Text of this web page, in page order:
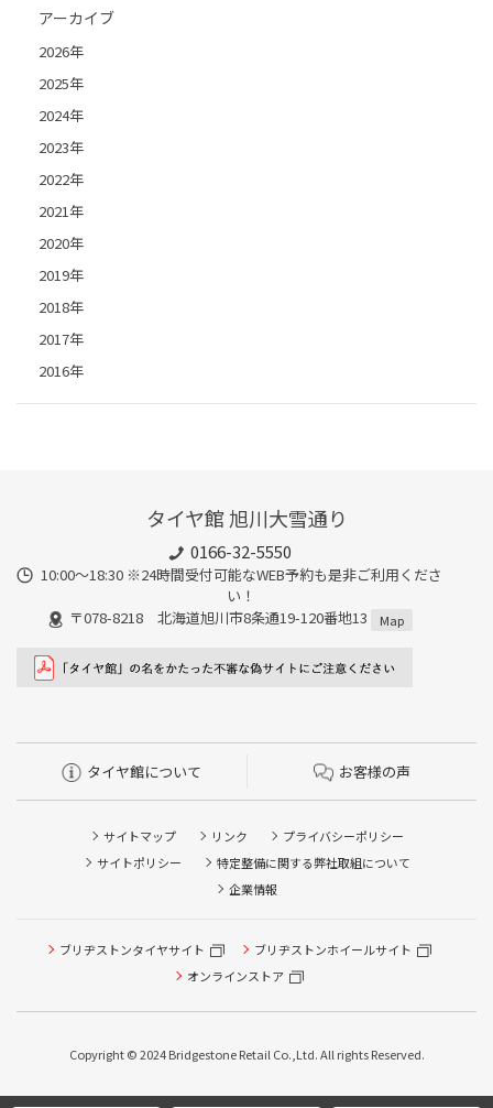
アーカイブ
2026年
2025年
2024年
2023年
2022年
2021年
2020年
2019年
2018年
2017年
2016年
タイヤ館 旭川大雪通り
0166-32-5550
10:00～18:30 ※24時間受付可能なWEB予約も是非ご利用くださ
い！
〒078-8218 北海道旭川市8条通19-120番地13
Map
タイヤ館について お客様の声
サイトマップ リンク
プライバシーポリシー
サイトポリシー
特定整備に関する弊社取組について
企業情報
ブリヂストンタイヤサイト
ブリヂストンホイールサイト
オンラインストア
Copyright © 2024 Bridgestone Retail Co.,Ltd. All rights Reserved.
タイヤ点検・安全点検/タイヤ履き替え/オイル交換/その他
ピット作業の予約
本日のタイヤ履き替え順番待ち予約 ※クローク契約会員の